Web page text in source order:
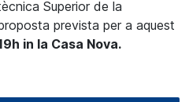
Superior de la
prevista per a aquest
in la Casa Nova.